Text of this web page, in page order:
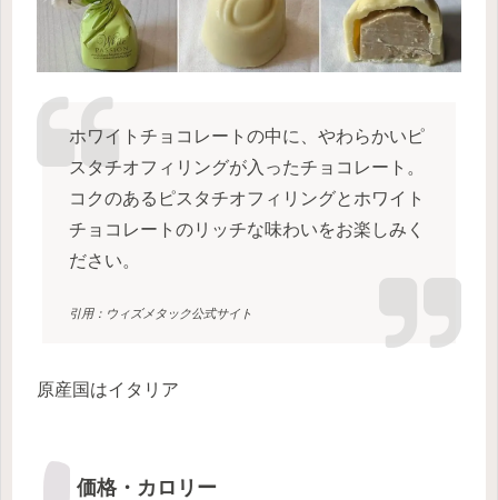
ホワイトチョコレートの中に、やわらかいピ
スタチオフィリングが入ったチョコレート。
コクのあるピスタチオフィリングとホワイト
チョコレートのリッチな味わいをお楽しみく
ださい。
引用：ウィズメタック公式サイト
原産国はイタリア
価格・カロリー